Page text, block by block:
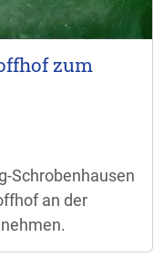
zum
Schrobenhausen
an der